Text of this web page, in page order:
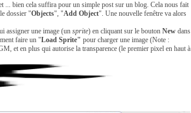
bien cela suffira pour un simple post sur un blog. Cela nous fait
dossier "Objects", "Add Object". Une nouvelle fenêtre va alors
assigner une image (un sprite) en cliquant sur le bouton New dans
faire un "Load Sprite" pour charger une image (Note :
et en plus qui autorise la transparence (le premier pixel en haut à